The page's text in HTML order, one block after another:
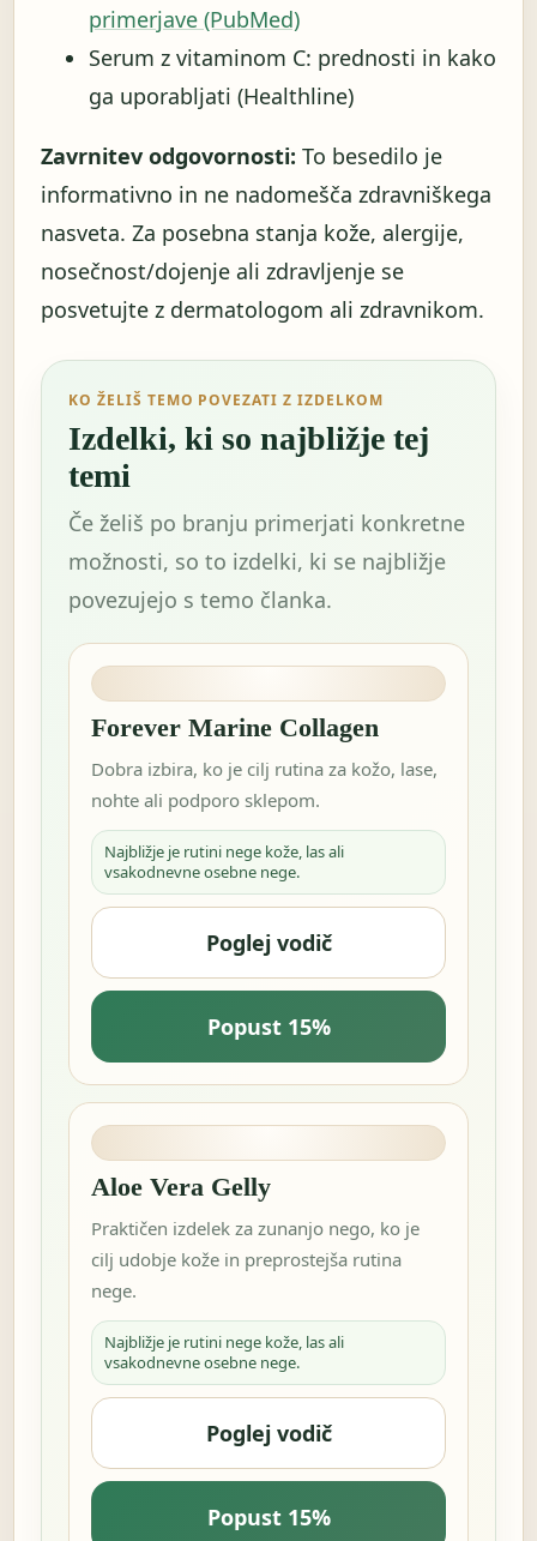
primerjave (PubMed)
Serum z vitaminom C: prednosti in kako
ga uporabljati (Healthline)
Zavrnitev odgovornosti: To besedilo je
informativno in ne nadomešča zdravniškega
nasveta. Za posebna stanja kože, alergije,
nosečnost/dojenje ali zdravljenje se
posvetujte z dermatologom ali zdravnikom.
KO ŽELIŠ TEMO POVEZATI Z IZDELKOM
Izdelki, ki so najbližje tej
temi
Če želiš po branju primerjati konkretne
možnosti, so to izdelki, ki se najbližje
povezujejo s temo članka.
Forever Marine Collagen
Dobra izbira, ko je cilj rutina za kožo, lase,
nohte ali podporo sklepom.
Najbližje je rutini nege kože, las ali
vsakodnevne osebne nege.
Poglej vodič
Popust 15%
Aloe Vera Gelly
Praktičen izdelek za zunanjo nego, ko je
cilj udobje kože in preprostejša rutina
nege.
Najbližje je rutini nege kože, las ali
vsakodnevne osebne nege.
Poglej vodič
Popust 15%